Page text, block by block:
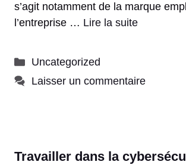
s’agit notamment de la marque
l’entreprise … Lire la suite
Catégories
Uncategorized
Laisser un commentaire
Travailler dans la